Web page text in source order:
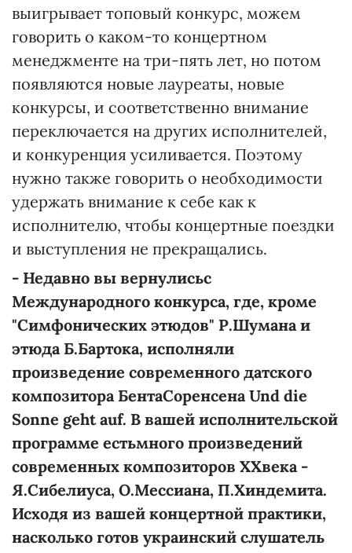
выигрывает топовый конкурс, можем
говорить о каком-то концертном
менеджменте на три-пять лет, но потом
появляются новые лауреаты, новые
конкурсы, и соответственно внимание
переключается на других исполнителей,
и конкуренция усиливается. Поэтому
нужно также говорить о необходимости
удержать внимание к себе как к
исполнителю, чтобы концертные поездки
и выступления не прекращались.
- Недавно вы вернулисьс
Международного конкурса, где, кроме
"Симфонических этюдов" Р.Шуманаи
этюдаБ.Бартока, исполняли
произведение современного датского
композитора БентаСоренсенаUnd die
Sonne geht auf. В вашей исполнительской
программе естьмного произведений
современных композиторов ХХвека-
Я.Сибелиуса, О.Мессиана, П.Хиндемита.
Исходя из вашей концертной практики,
насколько готов украинский слушатель